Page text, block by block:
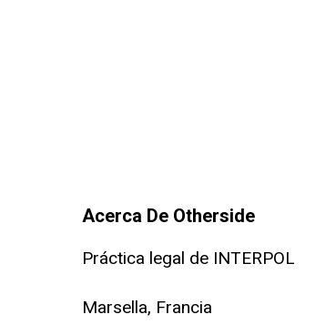
Acerca De Otherside
Práctica legal de INTERPOL
Marsella, Francia